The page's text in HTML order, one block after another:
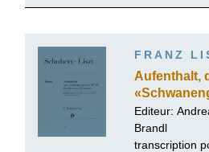
FRANZ
Aufenthalt,
957
Editeur:
Brandl
transcription